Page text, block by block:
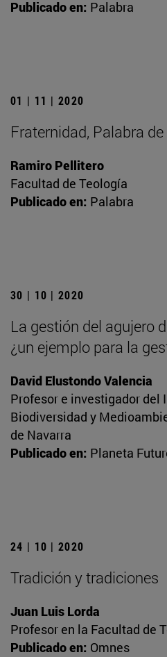
Publicado en: Palabra
01 | 11 | 2020
Fraternidad, Palabra
Ramiro Pellitero
Facultad de Teología
Publicado en: Palabra
30 | 10 | 2020
La gestión del agujero
¿un ejemplo para la
David Elustondo Valencia
Profesor e investigador del
Biodiversidad y
de Navarra
Publicado en: Planeta
24 | 10 | 2020
Tradición y tradiciones
Juan Luis Lorda
Profesor en la Facultad de
Publicado en: Omnes